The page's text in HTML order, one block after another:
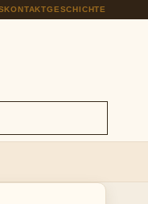
KONTAKTGESCHICHTE